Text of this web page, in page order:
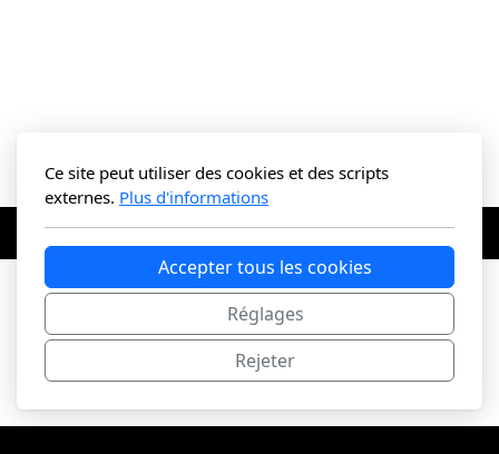
SUIVRE PLOMBAGE ?
Ce site peut utiliser des cookies et des scripts
externes. Plus d'informations
Accepter tous les cookies
Réglages
Rejeter